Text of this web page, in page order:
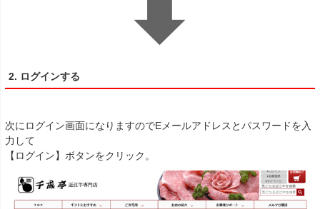
2. ログインする
次にログイン画面になりますのでEメールアドレスとパスワードを入
力して
【ログイン】ボタンをクリック。